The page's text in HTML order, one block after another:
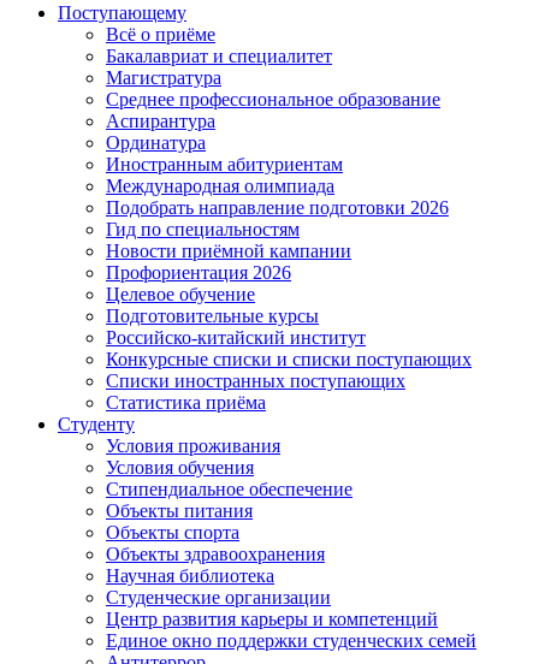
Поступающему
Всё о приёме
Бакалавриат и специалитет
Магистратура
Среднее профессиональное образование
Аспирантура
Ординатура
Иностранным абитуриентам
Международная олимпиада
Подобрать направление подготовки 2026
Гид по специальностям
Новости приёмной кампании
Профориентация 2026
Целевое обучение
Подготовительные курсы
Российско-китайский институт
Конкурсные списки и списки поступающих
Списки иностранных поступающих
Статистика приёма
Студенту
Условия проживания
Условия обучения
Стипендиальное обеспечение
Объекты питания
Объекты спорта
Объекты здравоохранения
Научная библиотека
Студенческие организации
Центр развития карьеры и компетенций
Единое окно поддержки студенческих семей